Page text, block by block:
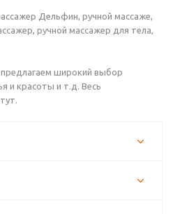
Дельфин, ручной массаже,
ручной массажер для тела,
широкий выбор
и красоты и т.д. Весь